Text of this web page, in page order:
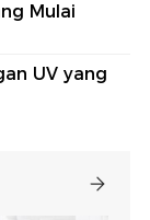
Mulai
UV yang